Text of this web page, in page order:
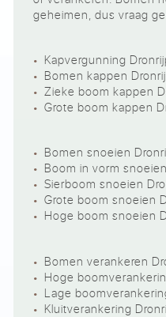
geheimen, dus vraag
Kapvergunning
Bomen kappen
Zieke boom kappen
Grote boom kappen
Bomen snoeien
Boom in vorm
Sierboom snoeien
Grote boom snoeien
Hoge boom snoeien
Bomen verankeren
Hoge
Lage
Kluitverankering